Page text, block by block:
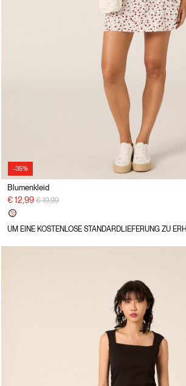
-35%
Blumenkleid
€ 12,99 Preisreduzierung von
€ 19,99auf
UM EINE KOSTENLOSE STANDARDLIEFERUNG ZU